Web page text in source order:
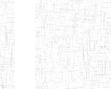
MERE
THERESA
ENIEG COSBIE
ENIEG STAR